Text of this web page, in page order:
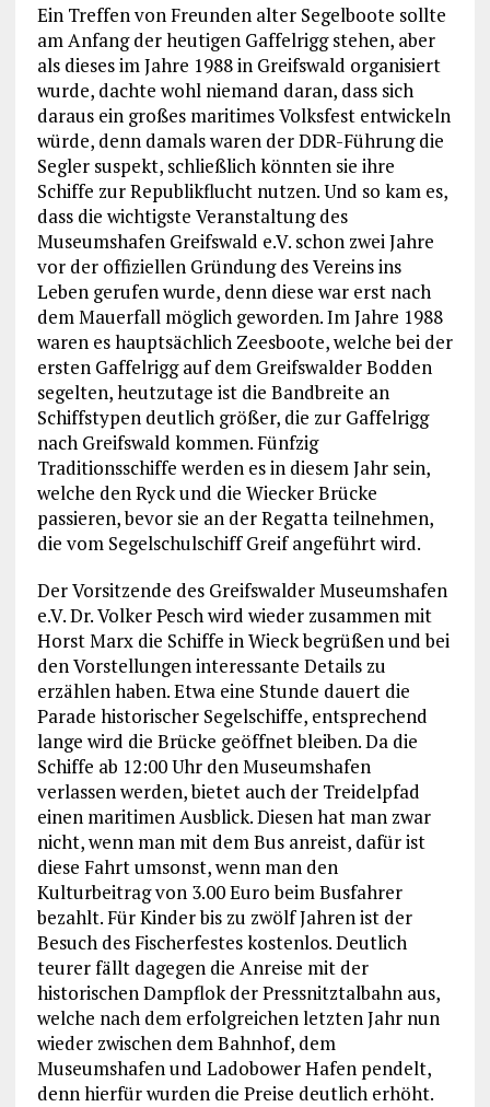
Ein Treffen von Freunden alter Segelboote sollte
am Anfang der heutigen Gaffelrigg stehen, aber
als dieses im Jahre 1988 in Greifswald organisiert
wurde, dachte wohl niemand daran, dass sich
daraus ein großes maritimes Volksfest entwickeln
würde, denn damals waren der DDR-Führung die
Segler suspekt, schließlich könnten sie ihre
Schiffe zur Republikflucht nutzen. Und so kam es,
dass die wichtigste Veranstaltung des
Museumshafen Greifswald e.V. schon zwei Jahre
vor der offiziellen Gründung des Vereins ins
Leben gerufen wurde, denn diese war erst nach
dem Mauerfall möglich geworden. Im Jahre 1988
waren es hauptsächlich Zeesboote, welche bei der
ersten Gaffelrigg auf dem Greifswalder Bodden
segelten, heutzutage ist die Bandbreite an
Schiffstypen deutlich größer, die zur Gaffelrigg
nach Greifswald kommen. Fünfzig
Traditionsschiffe werden es in diesem Jahr sein,
welche den Ryck und die Wiecker Brücke
passieren, bevor sie an der Regatta teilnehmen,
die vom Segelschulschiff Greif angeführt wird.
Der Vorsitzende des Greifswalder Museumshafen
e.V. Dr. Volker Pesch wird wieder zusammen mit
Horst Marx die Schiffe in Wieck begrüßen und bei
den Vorstellungen interessante Details zu
erzählen haben. Etwa eine Stunde dauert die
Parade historischer Segelschiffe, entsprechend
lange wird die Brücke geöffnet bleiben. Da die
Schiffe ab 12:00 Uhr den Museumshafen
verlassen werden, bietet auch der Treidelpfad
einen maritimen Ausblick. Diesen hat man zwar
nicht, wenn man mit dem Bus anreist, dafür ist
diese Fahrt umsonst, wenn man den
Kulturbeitrag von 3.00 Euro beim Busfahrer
bezahlt. Für Kinder bis zu zwölf Jahren ist der
Besuch des Fischerfestes kostenlos. Deutlich
teurer fällt dagegen die Anreise mit der
historischen Dampflok der Pressnitztalbahn aus,
welche nach dem erfolgreichen letzten Jahr nun
wieder zwischen dem Bahnhof, dem
Museumshafen und Ladobower Hafen pendelt,
denn hierfür wurden die Preise deutlich erhöht.